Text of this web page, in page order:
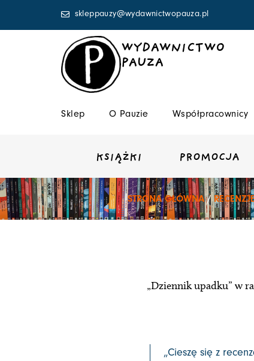
skleppauzy@wydawnictwopauza.pl
WYDAWNICTWO
PAUZA
Sklep O Pauzie Współpracownicy
KSIĄŻKI PROMOCJA
STRONA GŁÓWNA/
„Dziennik upadku” w
„Cieszę się z